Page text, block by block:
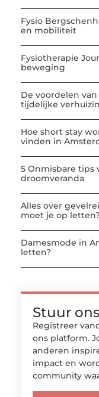
Fysio
en mobiliteit
Fysiotherapie
beweging
De voordelen
tijdelijke
Hoe short stay
vinden in
5 Onmisbare tips
droomveranda
Alles over
moet je op letten?
Damesmode in
letten?
Stuur
Registreer
ons platform.
anderen
impact en
community